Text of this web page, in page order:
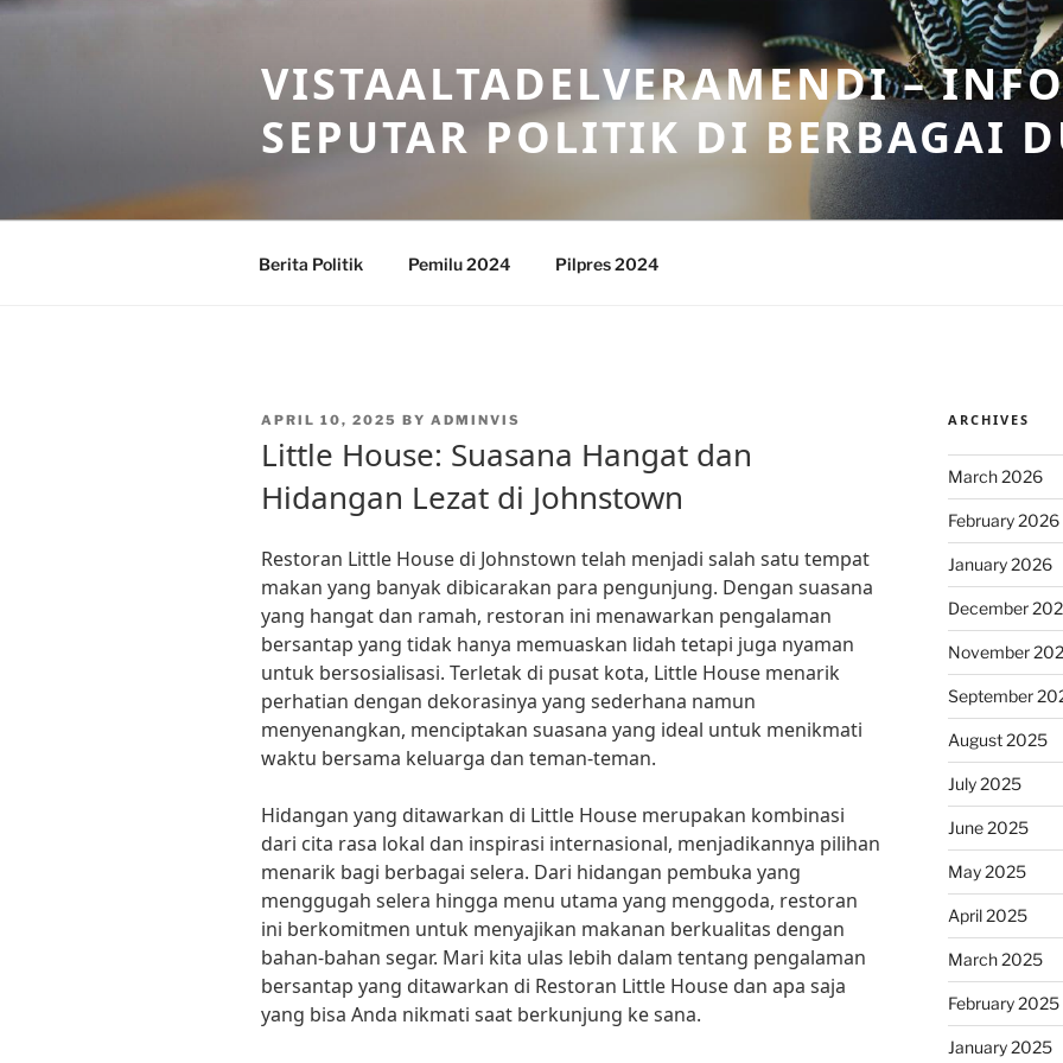
Skip
VISTAALTADELVERAMENDI –
SEPUTAR POLITIK DI BERBAGAI
Berita Politik Pemilu 2024 Pilpres 2024
POSTED
APRIL 10, 2025 BY ADMINVIS
Little House: Suasana Hangat dan
Hidangan Lezat di Johnstown
Restoran Little House di Johnstown telah menjadi salah satu tempat
makan yang banyak dibicarakan para pengunjung. Dengan suasana
yang hangat dan ramah, restoran ini menawarkan pengalaman
bersantap yang tidak hanya memuaskan lidah tetapi juga nyaman
untuk bersosialisasi. Terletak di pusat kota, Little House menarik
perhatian dengan dekorasinya yang sederhana namun
menyenangkan, menciptakan suasana yang ideal untuk menikmati
waktu bersama keluarga dan teman-teman.
Hidangan yang ditawarkan di Little House merupakan kombinasi
dari cita rasa lokal dan inspirasi internasional, menjadikannya pilihan
menarik bagi berbagai selera. Dari hidangan pembuka yang
menggugah selera hingga menu utama yang menggoda, restoran
ini berkomitmen untuk menyajikan makanan berkualitas dengan
bahan-bahan segar. Mari kita ulas lebih dalam tentang pengalaman
bersantap yang ditawarkan di Restoran Little House dan apa saja
yang bisa Anda nikmati saat berkunjung ke sana.
ARCHIVES
March 2026
February 2026
January 2026
December
November
September
August 2025
July 2025
June 2025
May 2025
April 2025
March 2025
February 2025
January 2025